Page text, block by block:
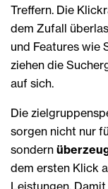
Treffern. Die
dem Zufall
und Features wie
ziehen die
auf sich.
Die
sorgen nicht nur
sondern
dem ersten Klick
Leistungen.